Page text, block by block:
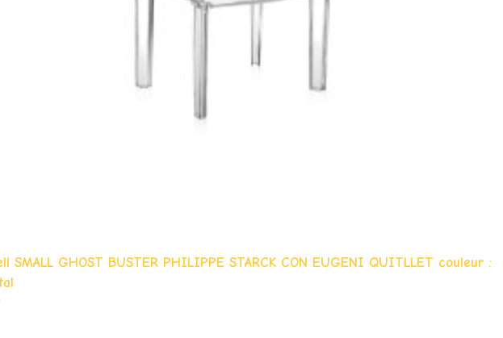
SMALL GHOST BUSTER PHILIPPE STARCK CON EUGENI QUITLLET couleur :